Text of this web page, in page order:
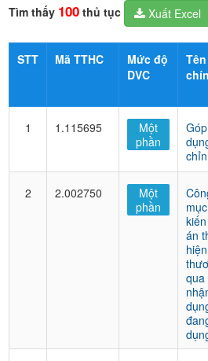
Tìm thấy 100 thủ tục Xuất Excel
STT Mã TTHC
Mức độ
DVC
1 1.115695
Một
phần
2 2.002750
Một
phần
án
qua